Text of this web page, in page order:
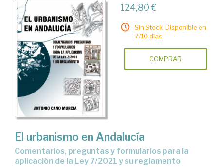
124,80 €
Sin Stock. Disponible en
7/10 días.
COMPRAR
El urbanismo en Andalucía
comentarios, preguntas y formularios para la
aplicación de la Ley 7/2021 y su reglamento